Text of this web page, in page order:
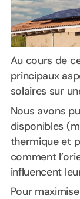
Au cours de
principaux
solaires sur
Nous avons
disponibles
thermique et
comment
influencent
Pour